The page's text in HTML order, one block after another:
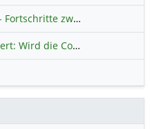
Ölpreise fallen deutlich - Fortschritte zwischen USA und Iran belasten
Übernahmekampf eskaliert: Wird die Commerzbank italienisch?